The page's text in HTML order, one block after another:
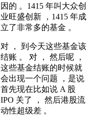
因的 。1415 年叫大众创
业旺盛创新 ，1415 年成
立了非常多的基金 。
对 ， 到今天这些基金该
结账 。 对 ， 然后呢 ，
这些基金结账的时候就
会出现一个问题 ，是说
首先现在比如说 A 股
IPO 关了 ， 然后港股流
动性超级差 。